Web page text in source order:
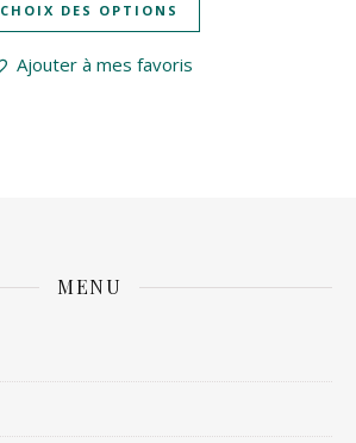
CHOIX DES OPTIONS
Ajouter à mes favoris
MENU